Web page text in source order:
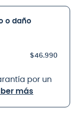
o daño
$46.990
por un
más